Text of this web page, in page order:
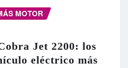
MOTOR
Jet 2200: los
eléctrico más